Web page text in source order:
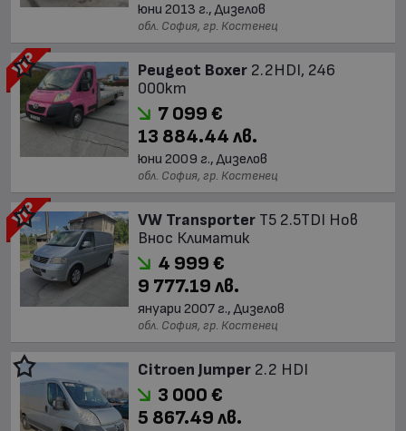
юни 2013 г., Дизелов
обл. София, гр. Костенец
Peugeot Boxer 2.2HDI, 246
000km
7 099 €
13 884.44 лв.
юни 2009 г., Дизелов
обл. София, гр. Костенец
VW Transporter T5 2.5TDI Нов
Внос Климатик
4 999 €
9 777.19 лв.
януари 2007 г., Дизелов
обл. София, гр. Костенец
Citroen Jumper 2.2 HDI
3 000 €
5 867.49 лв.